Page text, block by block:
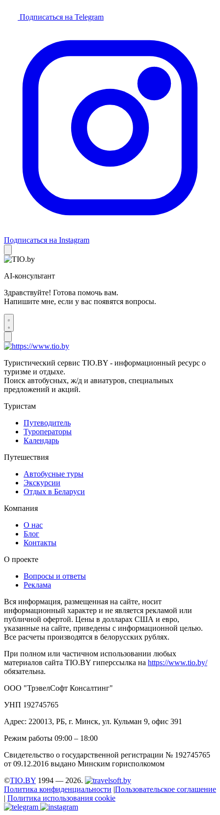
Подписаться на Telegram
Подписаться на Instagram
AI-консультант
Здравствуйте! Готова помочь вам.
Напишите мне, если у вас появятся вопросы.
Туристический сервис TIO.BY - информационный ресурс о
туризме и отдыхе.
Поиск автобусных, ж/д и авиатуров, специальных
предложений и акций.
Туристам
Путеводитель
Туроператоры
Календарь
Путешествия
Автобусные туры
Экскурсии
Отдых в Беларуси
Компания
О нас
Блог
Контакты
О проекте
Вопросы и ответы
Реклама
Вся информация, размещенная на сайте, носит
информационный характер и не является рекламой или
публичной офертой. Цены в долларах США и евро,
указанные на сайте, приведены с информационной целью.
Все расчеты производятся в белорусских рублях.
При полном или частичном использовании любых
материалов сайта TIO.BY гиперссылка на https://www.tio.by/
обязательна.
ООО "ТрэвелСофт Консалтинг"
УНП 192745765
Адрес: 220013, РБ, г. Минск, ул. Кульман 9, офис 391
Режим работы 09:00 – 18:00
Свидетельство о государственной регистрации № 192745765
от 09.12.2016 выдано Минским горисполкомом
©TIO.BY 1994 — 2026.
Политика конфиденциальности |Пользовательское соглашение
| Политика использования cookie